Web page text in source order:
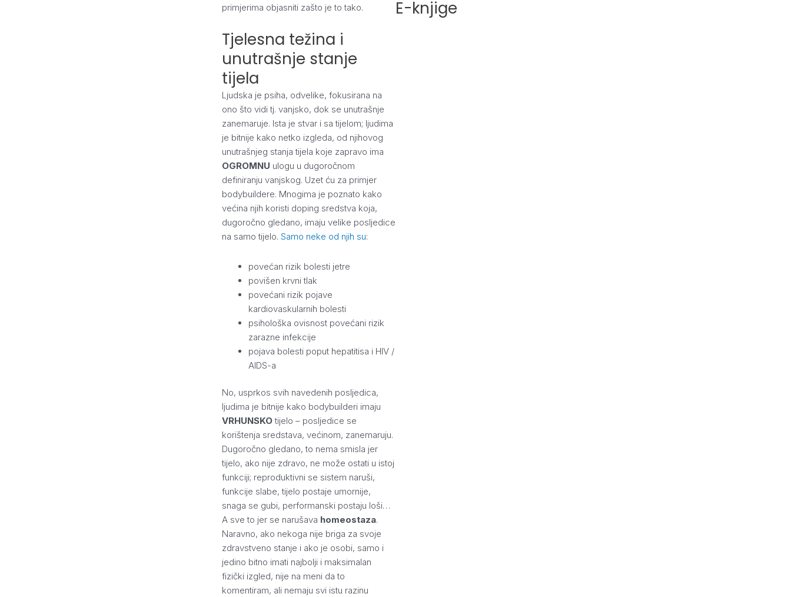
primjerima objasniti zašto je to tako.
Tjelesna težina i
unutrašnje stanje
tijela
Ljudska je psiha, odvelike, fokusirana na
ono što vidi tj. vanjsko, dok se unutrašnje
zanemaruje. Ista je stvar i sa tijelom; ljudima
je bitnije kako netko izgleda, od njihovog
unutrašnjeg stanja tijela koje zapravo ima
OGROMNU ulogu u dugoročnom
definiranju vanjskog. Uzet ću za primjer
bodybuildere. Mnogima je poznato kako
većina njih koristi doping sredstva koja,
dugoročno gledano, imaju velike posljedice
na samo tijelo. Samo neke od njih su:
povećan rizik bolesti jetre
povišen krvni tlak
povećani rizik pojave
kardiovaskularnih bolesti
psihološka ovisnost povećani rizik
zarazne infekcije
pojava bolesti poput hepatitisa i HIV /
AIDS-a
No, usprkos svih navedenih posljedica,
ljudima je bitnije kako bodybuilderi imaju
VRHUNSKOtijelo – posljedice se
korištenja sredstava, većinom, zanemaruju.
Dugoročno gledano, to nema smisla jer
tijelo, ako nije zdravo, ne može ostati u istoj
funkciji; reproduktivni se sistem naruši,
funkcije slabe, tijelo postaje umornije,
snaga se gubi, performanski postaju loši…
A sve to jer se narušava homeostaza.
Naravno, ako nekoga nije briga za svoje
zdravstveno stanje i ako je osobi, samo i
jedino bitno imati najbolji i maksimalan
fizički izgled, nije na meni da to
komentiram, ali nemaju svi istu razinu
E-knjige